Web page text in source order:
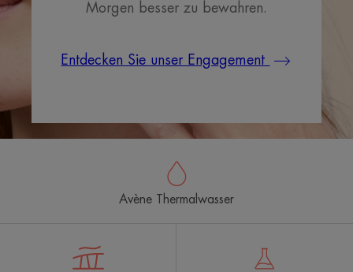
Morgen besser zu bewahren.
Entdecken Sie unser Engagement
Avène Thermalwasser